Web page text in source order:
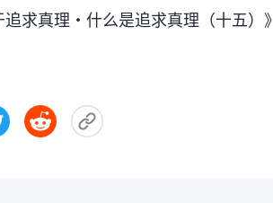
真理・什么是追求真理（十五）》